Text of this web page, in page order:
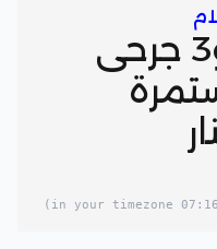
غزة: 6 شهداء و3 جرحى